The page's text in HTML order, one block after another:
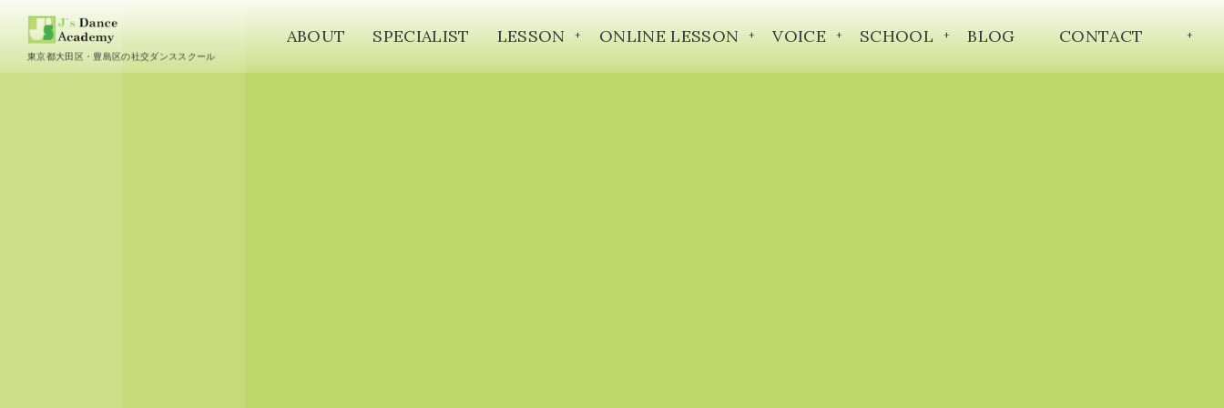
東京都大田区・豊島区の社交ダンススクール
ABOUT SPECIALIST LESSON ONLINE LESSON VOICE SCHOOL BLOG CONTACT